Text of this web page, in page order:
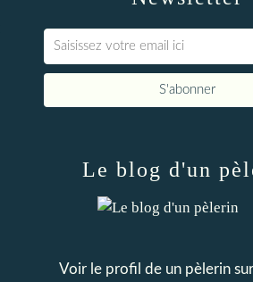
Le blog d'un
Voir le profil de un pèlerin